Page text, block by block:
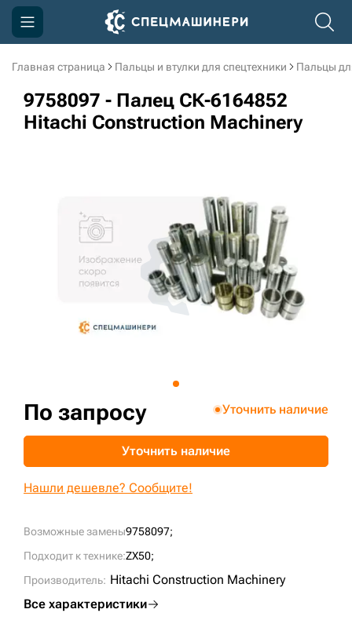
Главная страница Пальцы и втулки для спецтехники Пальцы
9758097 - Палец СК-6164852
Hitachi Construction Machinery
Возможные замены9758097;
Подходит к технике:ZX50;
Производитель: Hitachi Construction Machinery
Все характеристики
По запросу Уточнить наличие
Уточнить наличие
Нашли дешевле? Сообщите!
Компания
Акции
3D тур по производству
3D тур по складам
sksale@skdst.ru